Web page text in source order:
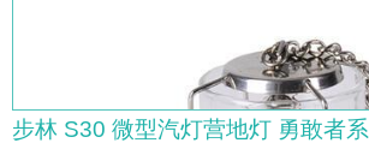
步林 S30 微型汽灯营地灯 勇敢者